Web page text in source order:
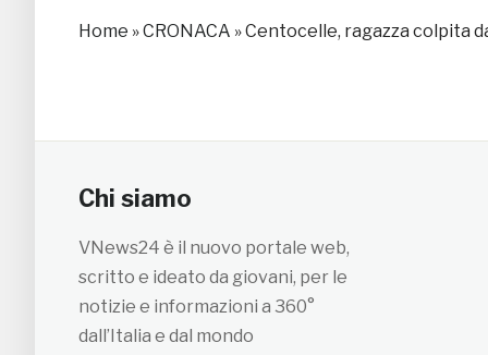
Home »CRONACA »Centocelle, ragazza colpita
Chi siamo
VNews24 è il nuovo portale web,
scritto e ideato da giovani, per le
notizie e informazioni a 360°
dall’Italia e dal mondo